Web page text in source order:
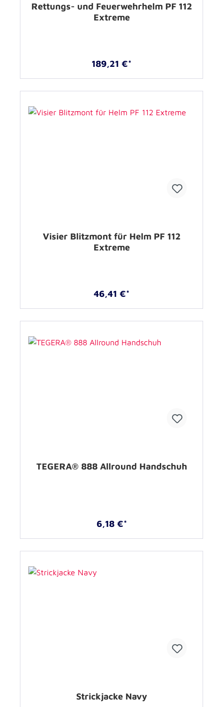
Rettungs- und Feuerwehrhelm PF 112
Extreme
189,21 €*
Visier Blitzmont für Helm PF 112
Extreme
46,41 €*
TEGERA® 888 Allround Handschuh
6,18 €*
Strickjacke Navy